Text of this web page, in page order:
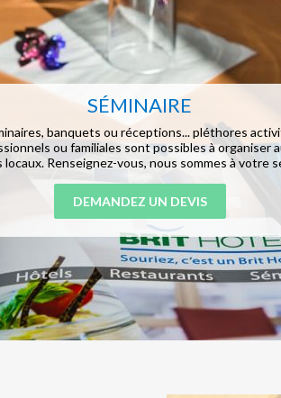
SÉMINAIRE
banquets ou réceptions... pléthores
ou familiales sont possibles à organiser
locaux. Renseignez-vous, nous sommes à votre
DEMANDEZ UN DEVIS